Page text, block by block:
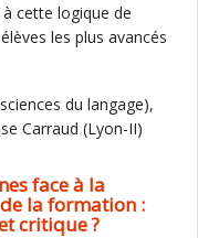
cette logique de
les plus avancés
du langage),
Carraud (Lyon-II)
face à la
la formation :
critique ?